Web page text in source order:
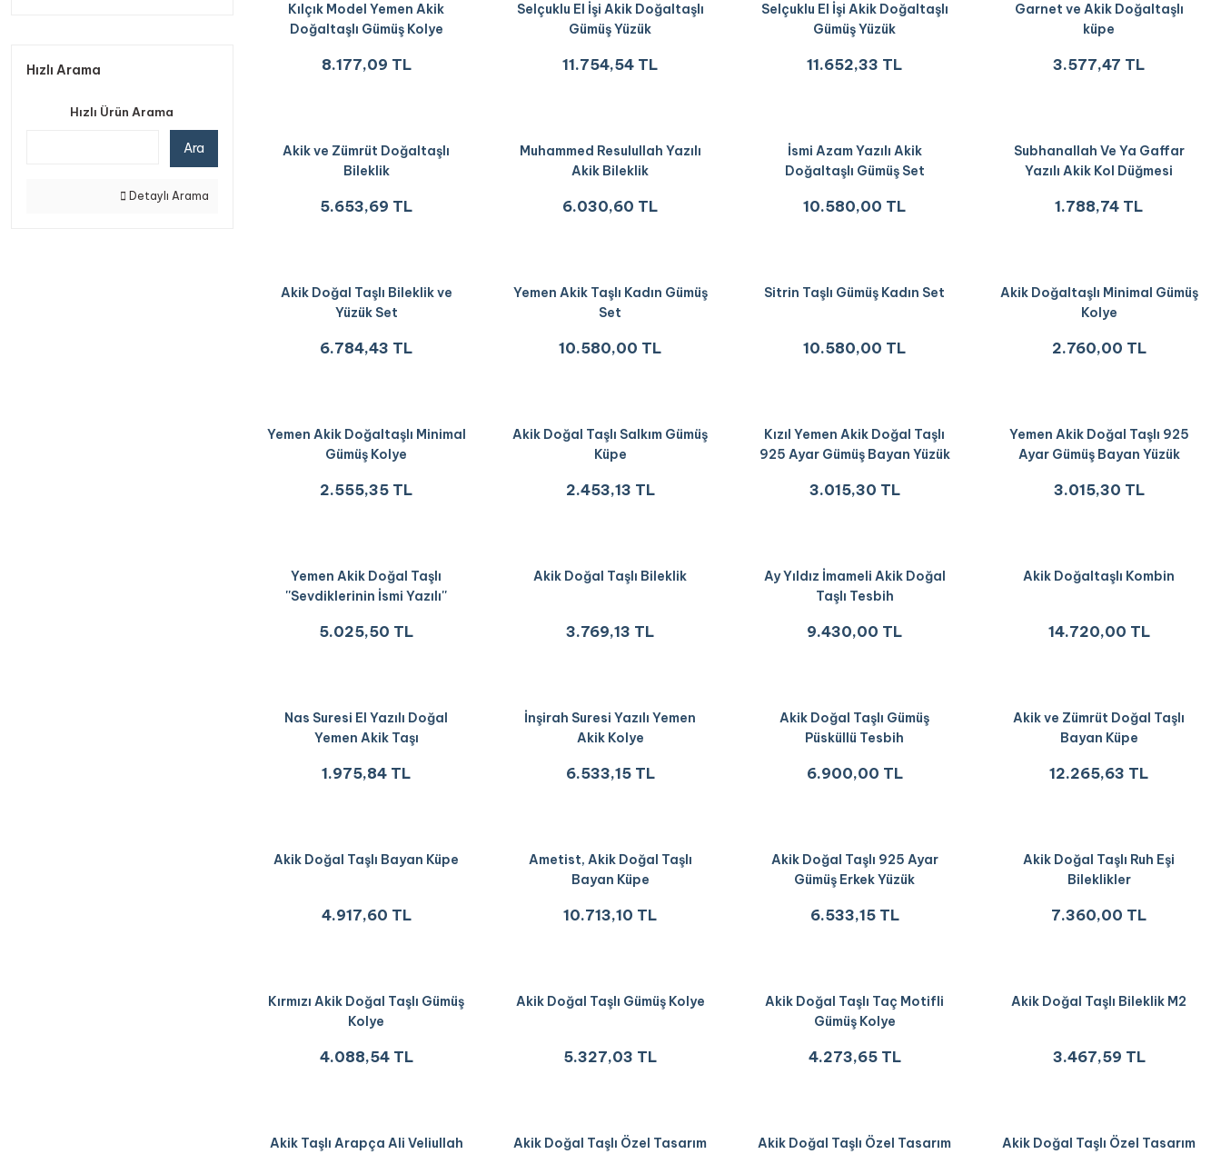
Hızlı Arama
Hızlı Ürün Arama
Ara
Detaylı Arama
Kılçık Model Yemen Akik
Doğaltaşlı Gümüş Kolye
8.177,09 TL
Selçuklu El İşi Akik Doğaltaşlı
Gümüş Yüzük
11.754,54 TL
Selçuklu El İşi Akik Doğaltaşlı
Gümüş Yüzük
11.652,33 TL
Garnet ve Akik Doğaltaşlı
küpe
3.577,47 TL
Akik ve Zümrüt Doğaltaşlı
Bileklik
5.653,69 TL
Muhammed Resulullah Yazılı
Akik Bileklik
6.030,60 TL
İsmi Azam Yazılı Akik
Doğaltaşlı Gümüş Set
10.580,00 TL
Subhanallah Ve Ya Gaffar
Yazılı Akik Kol Düğmesi
1.788,74 TL
Akik Doğal Taşlı Bileklik ve
Yüzük Set
6.784,43 TL
Yemen Akik Taşlı Kadın Gümüş
Set
10.580,00 TL
Sitrin Taşlı Gümüş Kadın Set
10.580,00 TL
Akik Doğaltaşlı Minimal Gümüş
Kolye
2.760,00 TL
Yemen Akik Doğaltaşlı Minimal
Gümüş Kolye
2.555,35 TL
Akik Doğal Taşlı Salkım Gümüş
Küpe
2.453,13 TL
Kızıl Yemen Akik Doğal Taşlı
925 Ayar Gümüş Bayan Yüzük
3.015,30 TL
Yemen Akik Doğal Taşlı 925
Ayar Gümüş Bayan Yüzük
3.015,30 TL
Yemen Akik Doğal Taşlı
''Sevdiklerinin İsmi Yazılı''
5.025,50 TL
Akik Doğal Taşlı Bileklik
3.769,13 TL
Ay Yıldız İmameli Akik Doğal
Taşlı Tesbih
9.430,00 TL
Akik Doğaltaşlı Kombin
14.720,00 TL
Nas Suresi El Yazılı Doğal
Yemen Akik Taşı
1.975,84 TL
İnşirah Suresi Yazılı Yemen
Akik Kolye
6.533,15 TL
Akik Doğal Taşlı Gümüş
Püsküllü Tesbih
6.900,00 TL
Akik ve Zümrüt Doğal Taşlı
Bayan Küpe
12.265,63 TL
Akik Doğal Taşlı Bayan Küpe
4.917,60 TL
Ametist, Akik Doğal Taşlı
Bayan Küpe
10.713,10 TL
Akik Doğal Taşlı 925 Ayar
Gümüş Erkek Yüzük
6.533,15 TL
Akik Doğal Taşlı Ruh Eşi
Bileklikler
7.360,00 TL
Kırmızı Akik Doğal Taşlı Gümüş
Kolye
4.088,54 TL
Akik Doğal Taşlı Gümüş Kolye
5.327,03 TL
Akik Doğal Taşlı Taç Motifli
Gümüş Kolye
4.273,65 TL
Akik Doğal Taşlı Bileklik M2
3.467,59 TL
Akik Taşlı Arapça Ali Veliullah
Akik Doğal Taşlı Özel Tasarım
Akik Doğal Taşlı Özel Tasarım
Akik Doğal Taşlı Özel Tasarım